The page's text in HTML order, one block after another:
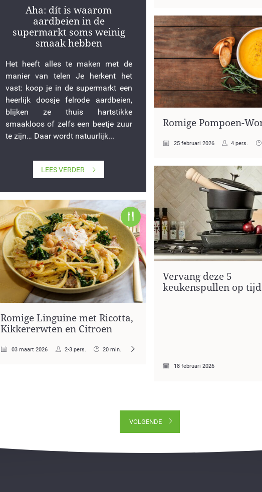
Aha: dít is waarom
aardbeien in de
supermarkt soms weinig
smaak hebben
Het heeft alles te maken met de
manier van telen Je herkent het
vast: koop je in de supermarkt een
heerlijk doosje felrode aardbeien,
blijken ze thuis hartstikke
smaakloos of zelfs een beetje zuur
te zijn… Daar wordt natuurlijk...
LEES VERDER
Romige Linguine met Ricotta,
Kikkererwten en Citroen
03 maart 2026 2-3 pers. 20 min.
Romige Pompoen-
25 februari 2026 4 pers.
Vervang deze 5
keukenspullen op
18 februari 2026
VOLGENDE